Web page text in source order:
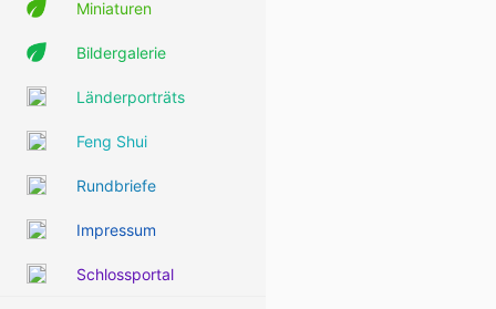
Miniaturen
Bildergalerie
Länderporträts
Feng Shui
Rundbriefe
Impressum
Schlossportal